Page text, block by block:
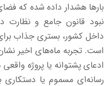
بارها هشدار داده شده که فضای
نبود قانون جامع و نظارت
داخل کشور، بستری جذاب
است. تجربه ماه‌های اخیر
ادعای پشتوانه یا پروژه واقعی
رسانه‌ای مسموم یا دستکاری